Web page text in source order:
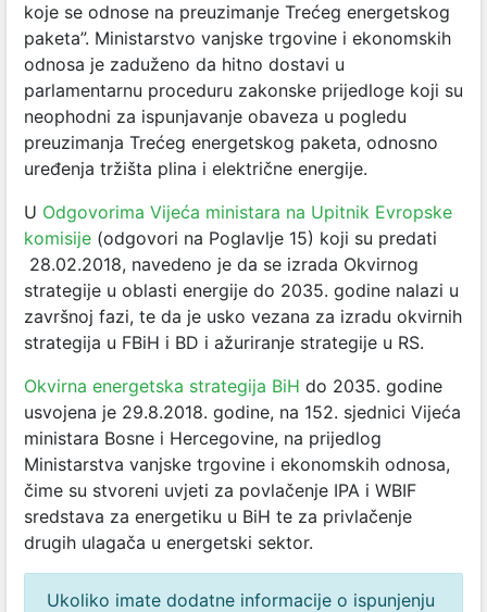
koje se odnose na preuzimanje Trećeg energetskog
paketa”. Ministarstvo vanjske trgovine i ekonomskih
odnosa je zaduženo da hitno dostavi u
parlamentarnu proceduru zakonske prijedloge koji su
neophodni za ispunjavanje obaveza u pogledu
preuzimanja Trećeg energetskog paketa, odnosno
uređenja tržišta plina i električne energije.
U Odgovorima Vijeća ministara na Upitnik Evropske
komisije (odgovori na Poglavlje 15) koji su predati
28.02.2018, navedeno je da se izrada Okvirnog
strategije u oblasti energije do 2035. godine nalazi u
završnoj fazi, te da je usko vezana za izradu okvirnih
strategija u FBiH i BD i ažuriranje strategije u RS.
Okvirna energetska strategija BiH do 2035. godine
usvojena je 29.8.2018. godine, na 152. sjednici Vijeća
ministara Bosne i Hercegovine, na prijedlog
Ministarstva vanjske trgovine i ekonomskih odnosa,
čime su stvoreni uvjeti za povlačenje IPA i WBIF
sredstava za energetiku u BiH te za privlačenje
drugih ulagača u energetski sektor.
Ukoliko imate dodatne informacije o ispunjenju